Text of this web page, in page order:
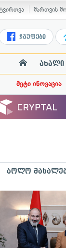
მართვის
ჯგუფები
ახალი
მეტი ინოვაცია
ბოლო